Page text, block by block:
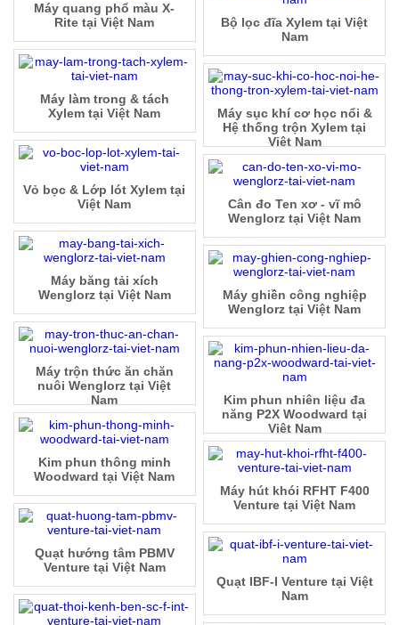
Máy quang phổ màu X-
Rite tại Việt Nam
Bộ lọc đĩa Xylem tại Việt
Nam
Máy làm trong & tách
Xylem tại Việt Nam
Máy sục khí cơ học nổi &
Hệ thống trộn Xylem tại
Việt Nam
Vỏ bọc & Lớp lót Xylem tại
Việt Nam
Cân đo Ten xơ - vĩ mô
Wenglorz tại Việt Nam
Máy băng tải xích
Wenglorz tại Việt Nam
Máy ghiền công nghiệp
Wenglorz tại Việt Nam
Máy trộn thức ăn chăn
nuôi Wenglorz tại Việt
Nam
Kim phun nhiên liệu đa
năng P2X Woodward tại
Việt Nam
Kim phun thông minh
Woodward tại Việt Nam
Máy hút khói RFHT F400
Venture tại Việt Nam
Quạt hướng tâm PBMV
Venture tại Việt Nam
Quạt IBF-I Venture tại Việt
Nam